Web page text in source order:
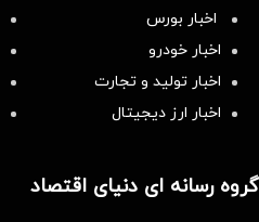
اخبار بورس
اخبار خودرو
اخبار تولید و تجارت
اخبار ارز دیجیتال
گروه رسانه ای دنیای اقتصاد